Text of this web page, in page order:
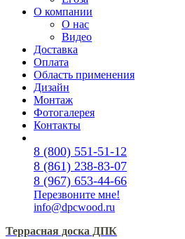
О компании
О нас
Видео
Доставка
Оплата
Область применения
Дизайн
Монтаж
Фотогалерея
Контакты
8 (800) 551-51-12
8 (861) 238-83-07
8 (967) 653-44-66
Перезвоните мне!
info@dpcwood.ru
Террасная доска ДПК